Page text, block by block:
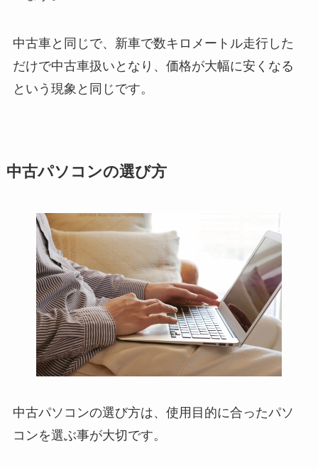
中古車と同じで、新車で数キロメートル走行した
だけで中古車扱いとなり、価格が大幅に安くなる
という現象と同じです。
中古パソコンの選び方
中古パソコンの選び方は、使用目的に合ったパソ
コンを選ぶ事が大切です。